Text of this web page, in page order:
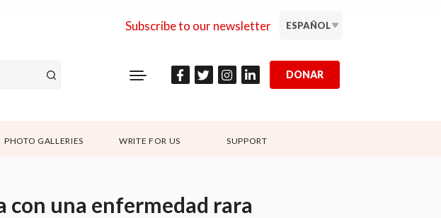
Subscribe to our newsletter ESPAÑOL
DONAR
PHOTO GALLERIES WRITE FOR US SUPPORT
con una enfermedad rara